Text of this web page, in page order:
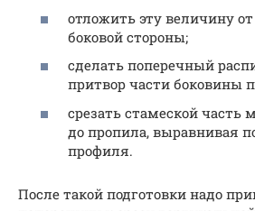
отложить эту величину от
боковой стороны;
сделать поперечный
притвор части боковины
срезать стамеской часть
до пропила, выравнивая
профиля.
После такой подготовки надо